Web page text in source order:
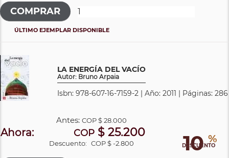
ÚLTIMO EJEMPLAR DISPONIBLE
LA ENERGÍA DEL VACÍO
Autor: Bruno Arpaia
Isbn: 978-607-16-7159-2 | Año: 2011 | Páginas: 286
10 %
DESCUENTO
Antes:COP$ 28.000
Ahora: COP $ 25.200
Descuento: COP $ -2.800